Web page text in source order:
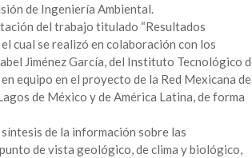
de Ingeniería Ambiental.
del trabajo titulado “Resultados
cual se realizó en colaboración con los
Jiménez García, del Instituto Tecnológico
equipo en el proyecto de la Red Mexicana de
de México y de América Latina, de forma
de la información sobre las
de vista geológico, de clima y biológico,